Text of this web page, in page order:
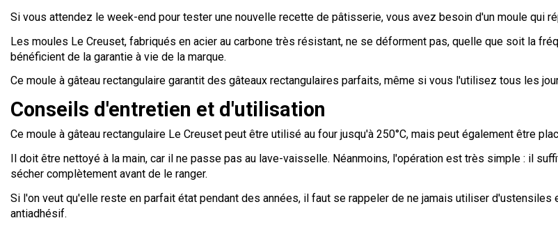
Si vous attendez le week-end pour tester une nouvelle recette de pâtisserie, vous avez besoin d'un moule qui
Les moules Le Creuset, fabriqués en acier au carbone très résistant, ne se déforment pas, quelle que soit la
bénéficient de la garantie à vie de la marque.
Ce moule à gâteau rectangulaire garantit des gâteaux rectangulaires parfaits, même si vous l'utilisez tous les
Conseils d'entretien et d'utilisation
Ce moule à gâteau rectangulaire Le Creuset peut être utilisé au four jusqu'à 250°C, mais peut également être
Il doit être nettoyé à la main, car il ne passe pas au lave-vaisselle. Néanmoins, l'opération est très simple : il
sécher complètement avant de le ranger.
Si l'on veut qu'elle reste en parfait état pendant des années, il faut se rappeler de ne jamais utiliser
antiadhésif.